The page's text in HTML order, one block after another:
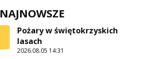
NAJNOWSZE
Pożary w świętokrzyskich
lasach
2026.08.05 14:31